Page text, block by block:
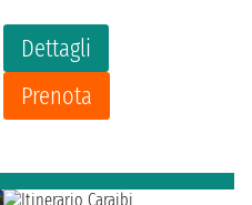
Dettagli
Prenota